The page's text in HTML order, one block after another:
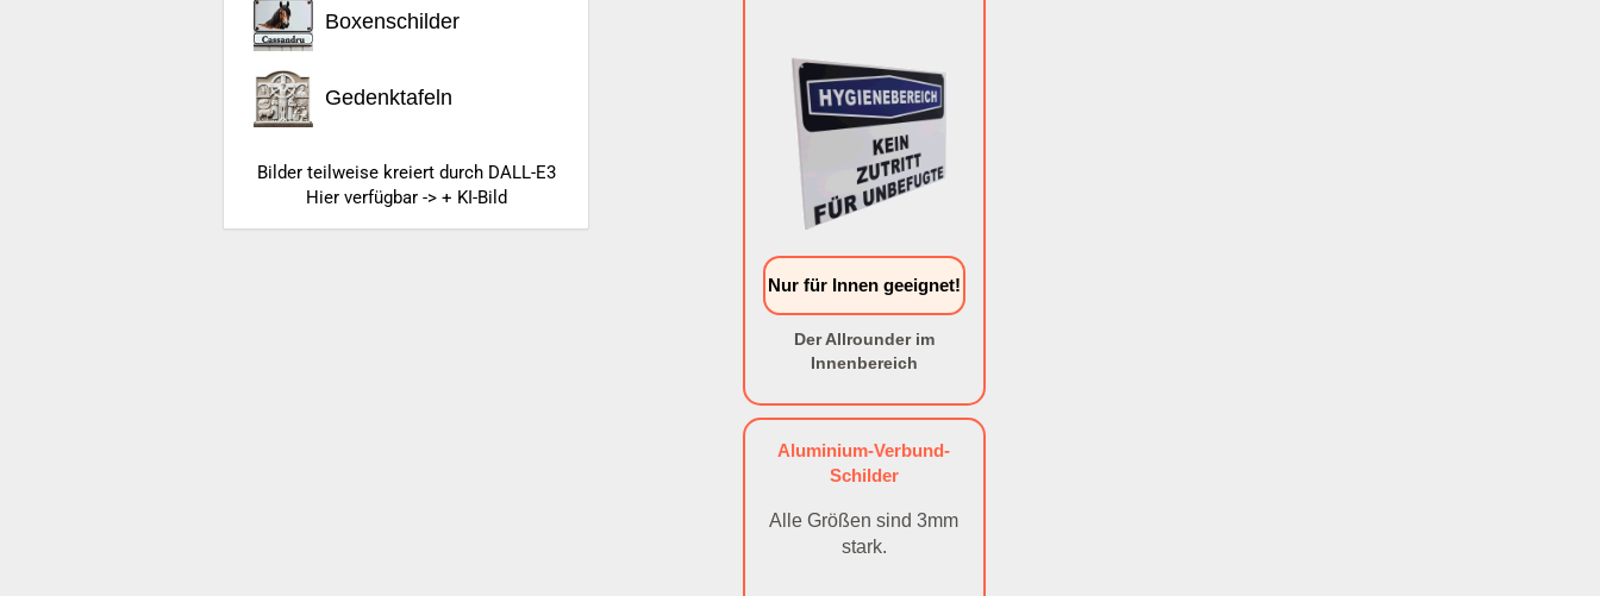
Nur für Innen geeignet!
Der Allrounder im
Innenbereich
Aluminium-Verbund-
Schilder
Alle Größen sind 3mm
stark.
Boxenschilder
Gedenktafeln
Bilder teilweise kreiert durch DALL-E3
Hier verfügbar -> + KI-Bild